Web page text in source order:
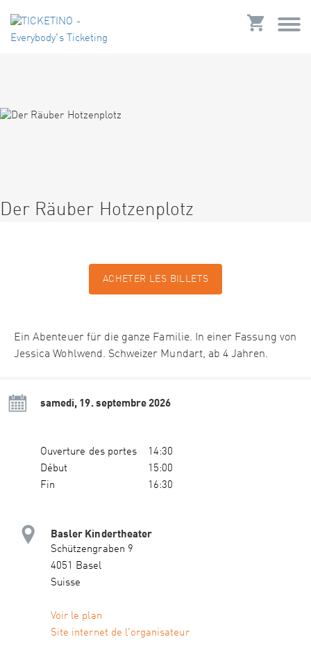
Der Räuber Hotzenplotz
ACHETER LES BILLETS
Ein Abenteuer für die ganze Familie. In einer Fassung von
Jessica Wohlwend. Schweizer Mundart, ab 4 Jahren.
samedi, 19. septembre 2026
Ouverture des portes
14:30
Début
15:00
Fin
16:30
Basler Kindertheater
Schützengraben 9
4051 Basel
Suisse
Voir le plan
Site internet de l'organisateur